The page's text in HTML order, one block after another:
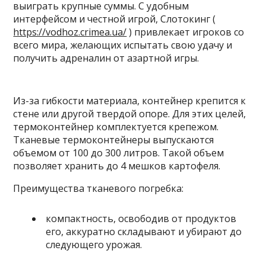
выиграть крупные суммы. С удобным
интерфейсом и честной игрой, Слотокинг (
https://vodhoz.crimea.ua/) привлекает игроков со
всего мира, желающих испытать свою удачу и
получить адреналин от азартной игры.
Из-за гибкости материала, контейнер крепится к
стене или другой твердой опоре. Для этих целей,
термоконтейнер комплектуется крепежом.
Тканевые термоконтейнеры выпускаются
объемом от 100 до 300 литров. Такой объем
позволяет хранить до 4 мешков картофеля.
Преимущества тканевого погребка:
компактность, освободив от продуктов
его, аккуратно складывают и убирают до
следующего урожая.